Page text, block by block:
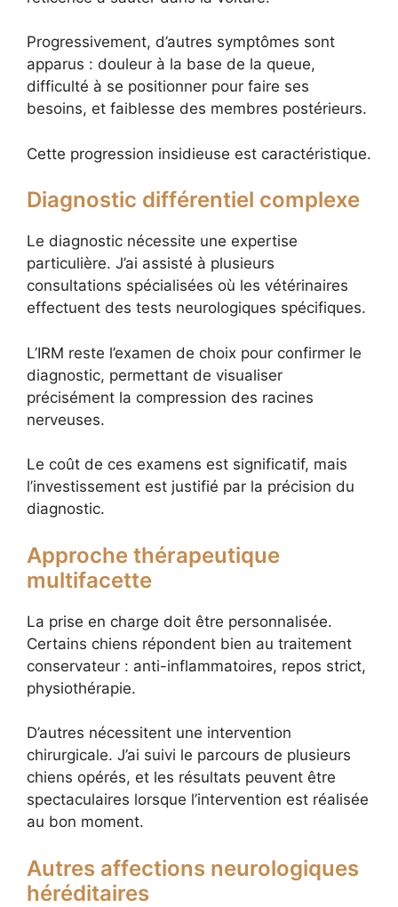
Progressivement, d’autres symptômes sont
apparus : douleur à la base de la queue,
difficulté à se positionner pour faire ses
besoins, et faiblesse des membres postérieurs.
Cette progression insidieuse est caractéristique.
Diagnostic différentiel complexe
Le diagnostic nécessite une expertise
particulière. J’ai assisté à plusieurs
consultations spécialisées où les vétérinaires
effectuent des tests neurologiques spécifiques.
L’IRM reste l’examen de choix pour confirmer le
diagnostic, permettant de visualiser
précisément la compression des racines
nerveuses.
Le coût de ces examens est significatif, mais
l’investissement est justifié par la précision du
diagnostic.
Approche thérapeutique
multifacette
La prise en charge doit être personnalisée.
Certains chiens répondent bien au traitement
conservateur : anti-inflammatoires, repos strict,
physiothérapie.
D’autres nécessitent une intervention
chirurgicale. J’ai suivi le parcours de plusieurs
chiens opérés, et les résultats peuvent être
spectaculaires lorsque l’intervention est réalisée
au bon moment.
Autres affections neurologiques
héréditaires